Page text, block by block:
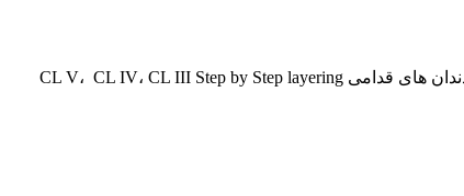
گزارش برگزاری ششمین هفته از نهمین دوره جامع زیبایی انجمن دندانپزشکان عمومی ایران دکتر علی امام قلی پور: مراحل ترمیم کامپوزیت دندان های قدامی CL V، CL IV، CL III Step by Step layering